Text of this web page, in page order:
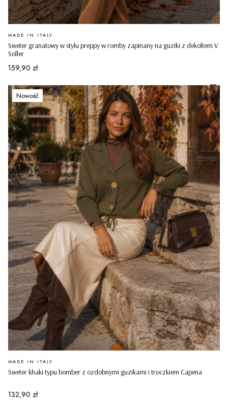
Sweter granatowy w stylu preppy w romby zapinany na guziki z dekoltem V
Soller
PRODUCENT
MADE IN ITALY
Cena
159,90 zł
Nowość
Sweter khaki typu bomber z ozdobnymi guzikami i troczkiem Capena
PRODUCENT
MADE IN ITALY
Cena
132,90 zł